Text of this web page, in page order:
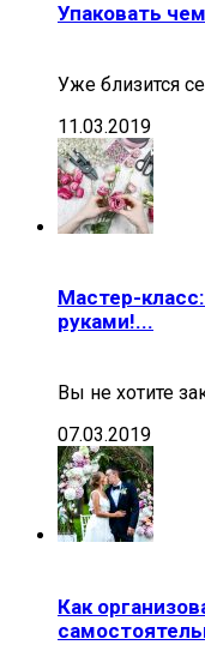
Упаковать
Уже близится
11.03.2019
Мастер-
руками!...
Вы не хотите
07.03.2019
Как